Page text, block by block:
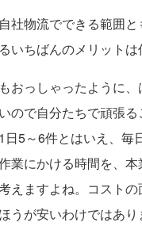
社物流でできる範囲と
いちばんのメリットは
おっしゃったように
ので自分たちで頑張る
5～6件とはいえ、毎
業にかける時間を、
えますよね。コスト
うが安いわけではあり